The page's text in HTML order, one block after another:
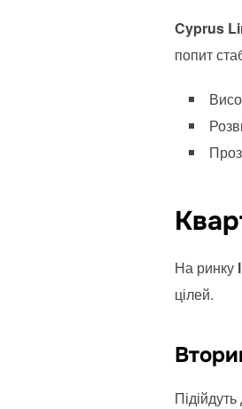
Cyprus
попит
На ринку
цілей.